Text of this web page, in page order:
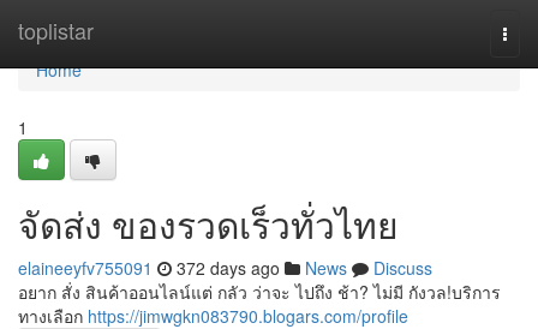
toplistar
Home
Home
1
จัดส่ง ของรวดเร็วทั่วไทย
elaineeyfv755091 372 days ago News
Discuss
อยาก สั่ง สินค้าออนไลน์แต่ กลัว ว่าจะ ไปถึง ช้า? ไม่มี กังวล!บริการ
ทางเลือก https://jimwgkn083790.blogars.com/profile